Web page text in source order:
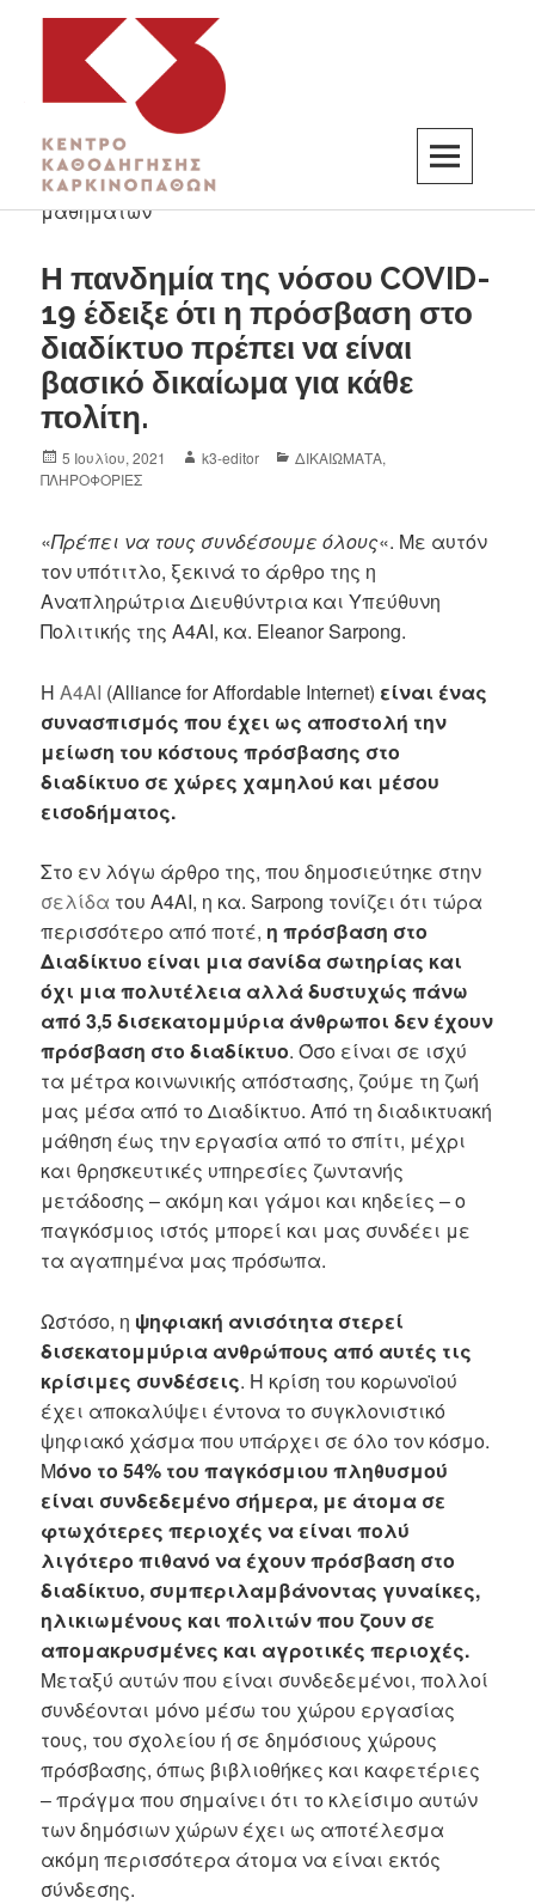
K3
ΚΕΝΤΡΟ ΚΑΘΟΔΗΓΗΣΗΣ ΚΑΡΚΙΝΟΠΑΘΩΝ
Η πανδημία της νόσου COVID-
19 έδειξε ότι η πρόσβαση στο
διαδίκτυο πρέπει να είναι
βασικό δικαίωμα για κάθε
πολίτη.
5 Ιουλίου, 2021 k3-editor ΔΙΚΑΙΩΜΑΤΑ,
ΠΛΗΡΟΦΟΡΙΕΣ
«Πρέπει να τους συνδέσουμε όλους«. Με αυτόν
τον υπότιτλο, ξεκινά το άρθρο της η
Αναπληρώτρια Διευθύντρια και Υπεύθυνη
Πολιτικής της A4AI, κα. Eleanor Sarpong.
ΗA4AI (Alliance for Affordable Internet) είναι ένας
συνασπισμός που έχει ως αποστολή την
μείωση του κόστους πρόσβασης στο
διαδίκτυο σε χώρες χαμηλού και μέσου
εισοδήματος.
Στο εν λόγω άρθρο της, που δημοσιεύτηκε στην
σελίδα του A4AI, η κα. Sarpong τονίζει ότι τώρα
περισσότερο από ποτέ, η πρόσβαση στο
Διαδίκτυο είναι μια σανίδα σωτηρίας και
όχι μια πολυτέλεια αλλά δυστυχώς πάνω
από 3,5 δισεκατομμύρια άνθρωποι δεν έχουν
πρόσβαση στο διαδίκτυο. Όσο είναι σε ισχύ
τα μέτρα κοινωνικής απόστασης, ζούμε τη ζωή
μας μέσα από το Διαδίκτυο. Από τη διαδικτυακή
μάθηση έως την εργασία από το σπίτι, μέχρι
και θρησκευτικές υπηρεσίες ζωντανής
μετάδοσης – ακόμη και γάμοι και κηδείες – ο
παγκόσμιος ιστός μπορεί και μας συνδέει με
τα αγαπημένα μας πρόσωπα.
Ωστόσο, η ψηφιακή ανισότητα στερεί
δισεκατομμύρια ανθρώπους από αυτές τις
κρίσιμες συνδέσεις. Η κρίση του κορωνοϊού
έχει αποκαλύψει έντονα το συγκλονιστικό
ψηφιακό χάσμα που υπάρχει σε όλο τον κόσμο.
Μόνο το 54% του παγκόσμιου πληθυσμού
είναι συνδεδεμένο σήμερα, με άτομα σε
φτωχότερες περιοχές να είναι πολύ
λιγότερο πιθανό να έχουν πρόσβαση στο
διαδίκτυο, συμπεριλαμβάνοντας γυναίκες,
ηλικιωμένους και πολιτών που ζουν σε
απομακρυσμένες και αγροτικές περιοχές.
Μεταξύ αυτών που είναι συνδεδεμένοι, πολλοί
συνδέονται μόνο μέσω του χώρου εργασίας
τους, του σχολείου ή σε δημόσιους χώρους
πρόσβασης, όπως βιβλιοθήκες και καφετέριες
– πράγμα που σημαίνει ότι το κλείσιμο αυτών
των δημόσιων χώρων έχει ως αποτέλεσμα
ακόμη περισσότερα άτομα να είναι εκτός
σύνδεσης.